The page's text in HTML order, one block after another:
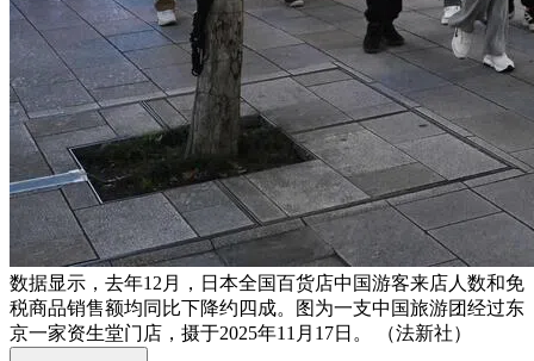
数据显示，去年12月，日本全国百货店中国游客来店人数和免
税商品销售额均同比下降约四成。图为一支中国旅游团经过东
京一家资生堂门店，摄于2025年11月17日。 （法新社）